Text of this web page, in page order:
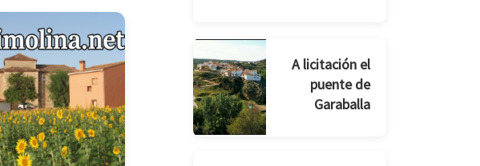
A licitación el
puente de
Garaballa